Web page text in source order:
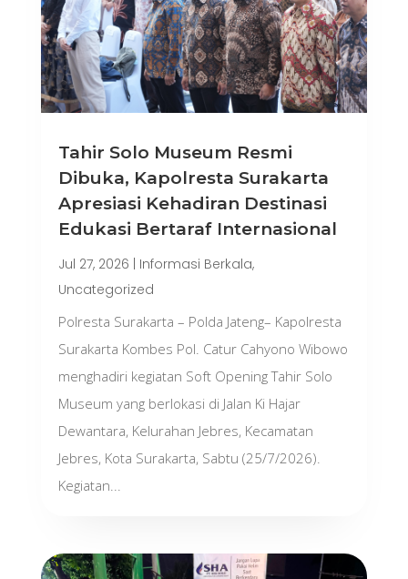
Tahir Solo Museum Resmi
Dibuka, Kapolresta Surakarta
Apresiasi Kehadiran Destinasi
Edukasi Bertaraf Internasional
Jul 27, 2026 | Informasi Berkala,
Uncategorized
Polresta Surakarta – Polda Jateng– Kapolresta
Surakarta Kombes Pol. Catur Cahyono Wibowo
menghadiri kegiatan Soft Opening Tahir Solo
Museum yang berlokasi di Jalan Ki Hajar
Dewantara, Kelurahan Jebres, Kecamatan
Jebres, Kota Surakarta, Sabtu (25/7/2026).
Kegiatan...